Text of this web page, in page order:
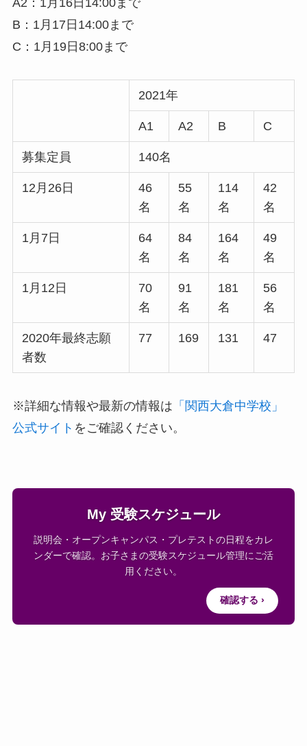
B：1月17日14:00まで
C：1月19日8:00まで
2021年
A1 A2 B C
募集定員 140名
12月26日
46
名
55
名
114
名
42
名
1月7日
64
名
84
名
164
名
49
名
1月12日
70
名
91
名
181
名
56
名
2020年最終志願
者数
77 169 131 47
※詳細な情報や最新の情報は 「関西大倉中学校」
公式サイト をご確認ください。
My 受験スケジュール
説明会・オープンキャンパス・プレテストの日程をカレ
ンダーで確認。お子さまの受験スケジュール管理にご活
用ください。
確認する ›